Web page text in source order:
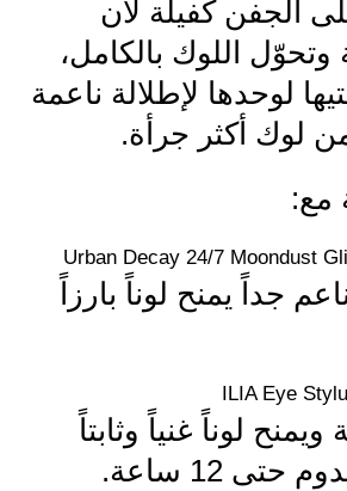
الجفن كفيلة لأن
اللوك بالكامل،
لوحدها لإطلالة ناعمة
لوك أكثر جرأة.
مع:
جداً يمنح لوناً بارزاً
لوناً غنياً وثابتاً
12 ساعة.